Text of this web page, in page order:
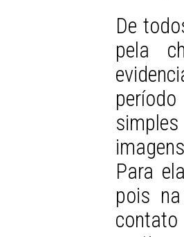
De
pela
Para
pois
contato